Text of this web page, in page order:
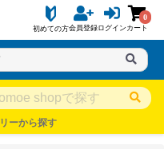
初めての方会員登録ログイン
0
カート
ーから探す